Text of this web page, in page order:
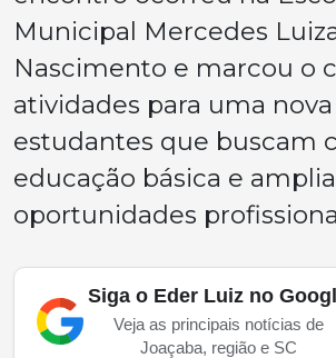
Municipal Mercedes
Nascimento e marcou o
atividades para uma
estudantes que buscam
educação básica e
oportunidades
Siga o Eder Luiz no
Veja as principais notícias de
Joaçaba, região e SC